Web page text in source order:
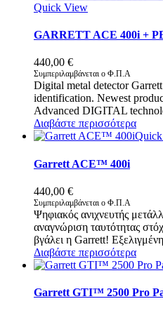
Quick View
GARRETT ACE 400i +
440,00 €
Συμπεριλαμβάνεται ο Φ.Π.Α
Digital metal detector
identification. Newest
Advanced DIGITAL
Διαβάστε περισσότερα
Garrett ACE™ 400i
440,00 €
Συμπεριλαμβάνεται ο Φ.Π.Α
Ψηφιακός ανιχνευτής
αναγνώριση ταυτότητας
βγάλει η Garrett!
Διαβάστε περισσότερα
Garrett GTI™ 2500 Pro